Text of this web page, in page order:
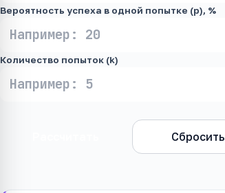
Вероятность успеха в одной попытке (p), %
Количество попыток (k)
Сбросить